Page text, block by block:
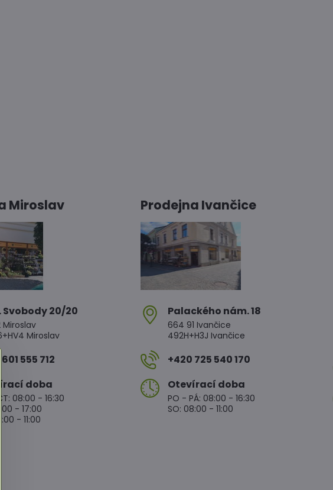
Miroslav
Svobody 20/20
Miroslav
Miroslav
601 555 712
doba
08:00 - 16:30
- 17:00
- 11:00
Prodejna Ivančice
Palackého nám​. 18
664 91 Ivančice
492H+H3J Ivančice
+420 725 540 170
Otevírací doba
PO - PÁ: 08:00 - 16:30
SO: 08:00 - 11:00